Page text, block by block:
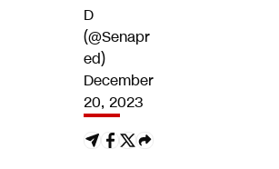
D
(@Senapr
ed)
December
20, 2023